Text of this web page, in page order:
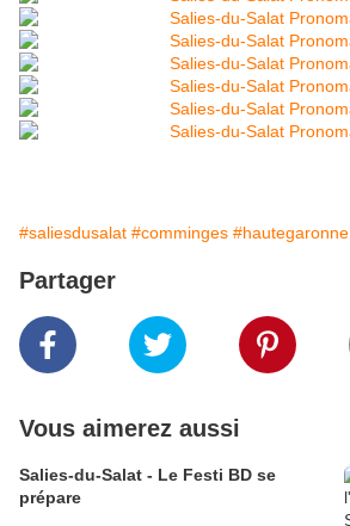
#saliesdusalat #comminges #hautegaronne
Partager
Vous aimerez aussi
Salies-du-Salat - Le Festi BD se
prépare